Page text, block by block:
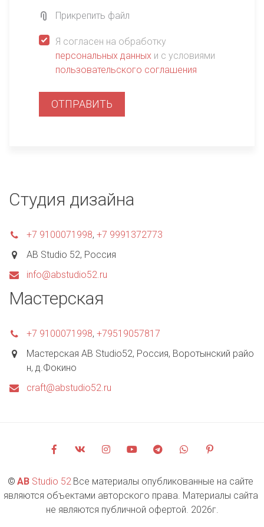
Прикрепить файл
Я согласен на обработку
персональных данных и с условиями
пользовательского соглашения
ОТПРАВИТЬ
Студия дизайна
+7 9100071998, +7 9991372773
AB Studio 52, Россия
info@abstudio52.ru
Мастерская
+7 9100071998, +79519057817
Мастерская AB Studio52, Россия, Воротынский райо
н, д.Фокино
craft@abstudio52.ru
© AB Studio 52 Все материалы опубликованные на сайте
являются объектами авторского права. Материалы сайта
не являются публичной офертой. 2026г.